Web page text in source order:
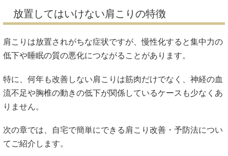
放置してはいけない肩こりの特徴
肩こりは放置されがちな症状ですが、慢性化すると集中力の
低下や睡眠の質の悪化につながることがあります。
特に、何年も改善しない肩こりは筋肉だけでなく、神経の血
流不足や胸椎の動きの低下が関係しているケースも少なくあ
りません。
次の章では、自宅で簡単にできる肩こり改善・予防法につい
てご紹介します。